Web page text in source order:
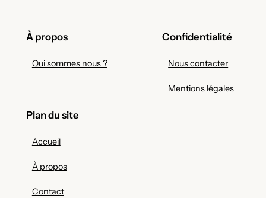
À propos
Qui sommes nous ?
Confidentialité
Nous contacter
Mentions légales
Plan du site
Accueil
À propos
Contact